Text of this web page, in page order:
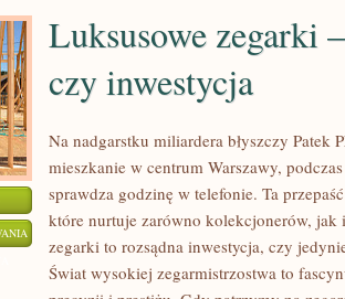
ŚWIADCZY
STYLU
BIŻUTERII
ZEGARKI
Luksusowe zegarki
czy inwestycja
Na nadgarstku miliardera błyszczy Patek
mieszkanie w centrum Warszawy,
sprawdza godzinę w telefonie. Ta
które nurtuje zarówno kolekcjonerów, jak
zegarki to rozsądna inwestycja, czy
Świat wysokiej zegarmistrzostwa to